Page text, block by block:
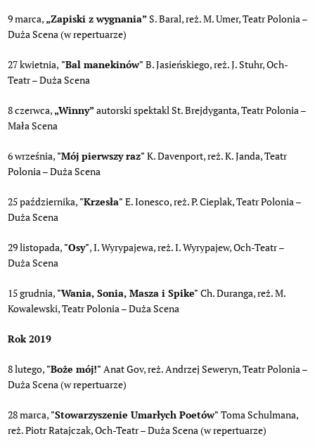
9 marca, „Zapiski z wygnania”S. Baral, reż. M. Umer, Teatr Polonia –
Duża Scena (w repertuarze)
27 kwietnia, "Bal manekinów" B. Jasieńskiego, reż. J. Stuhr, Och-
Teatr – Duża Scena
8 czerwca, „Winny”autorski spektakl St. Brejdyganta, Teatr Polonia –
Mała Scena
6 września, "Mój pierwszy raz" K. Davenport, reż. K. Janda, Teatr
Polonia – Duża Scena
25 października, "Krzesła" E. Ionesco, reż. P. Cieplak, Teatr Polonia –
Duża Scena
29 listopada, "Osy", I. Wyrypajewa, reż. I. Wyrypajew, Och-Teatr –
Duża Scena
15 grudnia, "Wania, Sonia, Masza i Spike" Ch. Duranga, reż. M.
Kowalewski, Teatr Polonia – Duża Scena
Rok 2019
8 lutego, "Boże mój!" Anat Gov, reż. Andrzej Seweryn, Teatr Polonia –
Duża Scena (w repertuarze)
28 marca, "Stowarzyszenie Umarłych Poetów" Toma Schulmana,
reż. Piotr Ratajczak, Och-Teatr – Duża Scena (w repertuarze)